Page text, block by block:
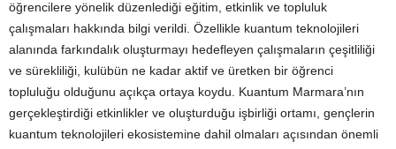
öğrencilere yönelik düzenlediği eğitim, etkinlik ve topluluk
çalışmaları hakkında bilgi verildi. Özellikle kuantum teknolojileri
alanında farkındalık oluşturmayı hedefleyen çalışmaların çeşitliliği
ve sürekliliği, kulübün ne kadar aktif ve üretken bir öğrenci
topluluğu olduğunu açıkça ortaya koydu. Kuantum Marmara’nın
gerçekleştirdiği etkinlikler ve oluşturduğu işbirliği ortamı, gençlerin
kuantum teknolojileri ekosistemine dahil olmaları açısından önemli